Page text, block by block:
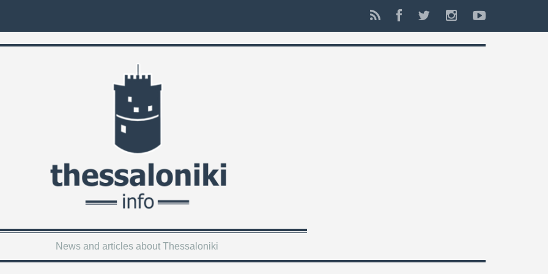
News and articles about Thessaloniki